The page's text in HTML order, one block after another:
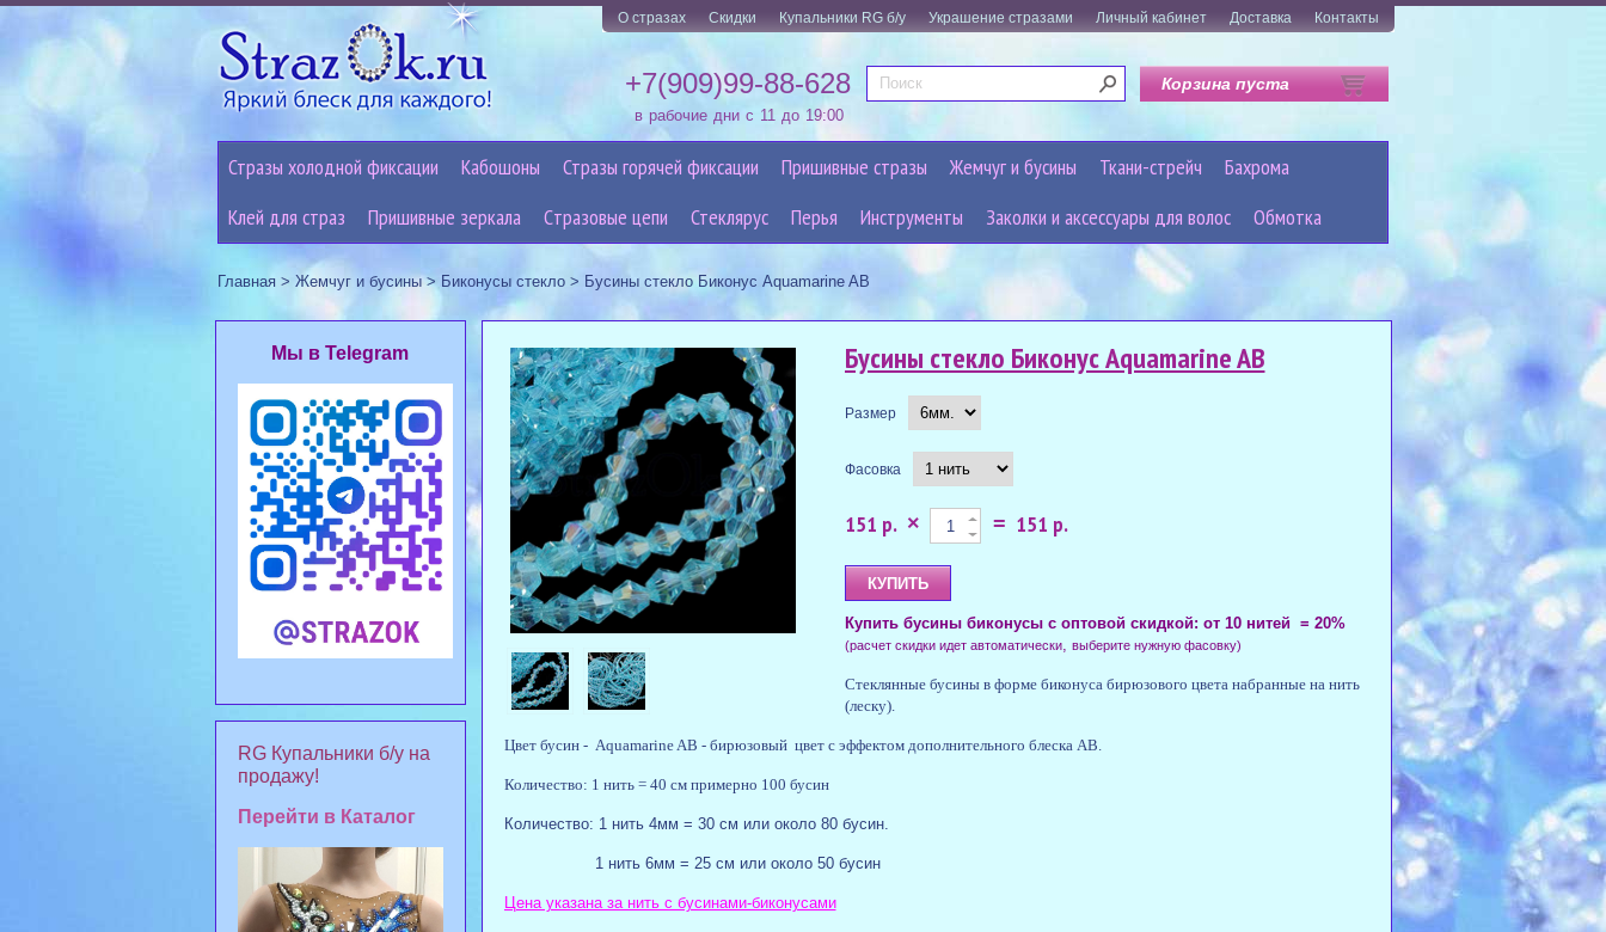
О стразах Скидки Купальники RG б/у Украшение стразами Личный кабинет Доставка Контакты
+7(909)99-88-628
в рабочие дни с 11 до 19:00
Корзина пуста
Стразы холодной фиксации Кабошоны Стразы горячей фиксации Пришивные стразы Жемчуг и бусины Ткани-стрейч
Бахрома
Клей для страз
Пришивные зеркала Cтразовые цепи Стеклярус Перья Инструменты Заколки и аксессуары для волос Обмотка
Главная > Жемчуг и бусины> Биконусы стекло > Бусины стекло Биконус Aquamarine AB
Бусины стекло Биконус Aquamarine AB
Размер
Фасовка
151 р. × = 151 р.
Купить бусины биконусы с оптовой скидкой: от 10 нитей = 20%
(расчет скидки идет автоматически, выберите нужную фасовку)
Стеклянные бусины в форме биконуса бирюзового цвета набранные на нить
(леску).
Цвет бусин - Aquamarine AB - бирюзовый цвет с эффектом дополнительного блеска AB.
Количество: 1 нить = 40 см примерно 100 бусин
Количество: 1 нить 4мм = 30 см или около 80 бусин.
1 нить 6мм = 25 см или около 50 бусин
Цена указана за нить с бусинами-биконусами
Мы в Telegram
RG Купальники б/у на
продажу!
Перейти в Каталог